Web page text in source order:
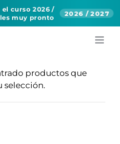
el curso 2026 /
muy pronto
2026 / 2027
productos que
selección.